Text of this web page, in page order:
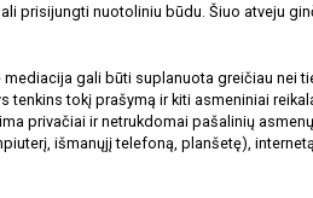
prisijungti nuotoliniu būdu. Šiuo atveju
gali būti suplanuota greičiau nei
tokį prašymą ir kiti asmeniniai
privačiai ir netrukdomai pašalinių
išmanųjį telefoną, planšetę),